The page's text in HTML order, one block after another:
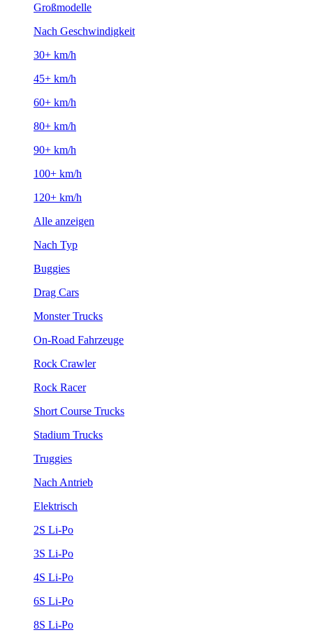
Großmodelle
Nach Geschwindigkeit
30+ km/h
45+ km/h
60+ km/h
80+ km/h
90+ km/h
100+ km/h
120+ km/h
Alle anzeigen
Nach Typ
Buggies
Drag Cars
Monster Trucks
On-Road Fahrzeuge
Rock Crawler
Rock Racer
Short Course Trucks
Stadium Trucks
Truggies
Nach Antrieb
Elektrisch
2S Li-Po
3S Li-Po
4S Li-Po
6S Li-Po
8S Li-Po